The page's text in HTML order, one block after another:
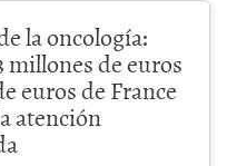
la oncología:
de euros
euros de France
atención